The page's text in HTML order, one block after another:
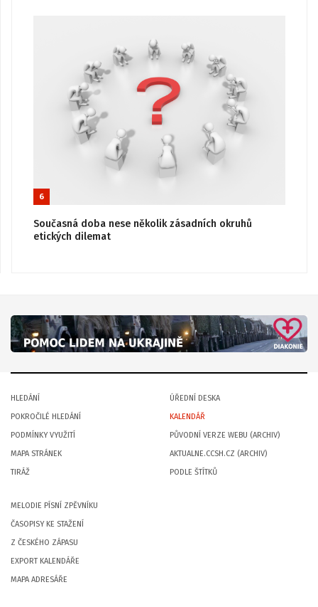
6
Současná doba nese několik zásadních okruhů
etických dilemat
HLEDÁNÍ
POKROČILÉ HLEDÁNÍ
PODMÍNKY VYUŽITÍ
MAPA STRÁNEK
TIRÁŽ
ÚŘEDNÍ DESKA
KALENDÁŘ
PŮVODNÍ VERZE WEBU (ARCHIV)
AKTUALNE.CCSH.CZ (ARCHIV)
PODLE ŠTÍTKŮ
MELODIE PÍSNÍ ZPĚVNÍKU
ČASOPISY KE STAŽENÍ
Z ČESKÉHO ZÁPASU
EXPORT KALENDÁŘE
MAPA ADRESÁŘE